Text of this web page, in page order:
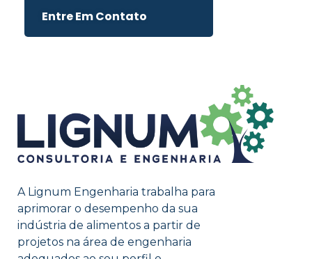
Entre Em Contato
A Lignum Engenharia trabalha para
aprimorar o desempenho da sua
indústria de alimentos a partir de
projetos na área de engenharia